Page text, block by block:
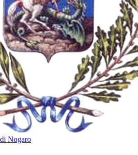
Nogaro